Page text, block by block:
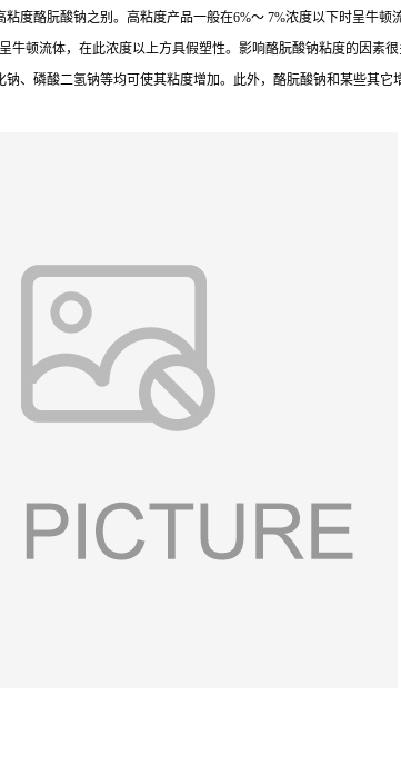
酪朊酸钠之别。高粘度产品一般在6%～ 7%浓度以下时呈牛
顿流体，在此浓度以上方具假塑性。影响酪朊酸钠粘度的因素
、磷酸二氢钠等均可使其粘度增加。此外，酪朊酸钠和某些其